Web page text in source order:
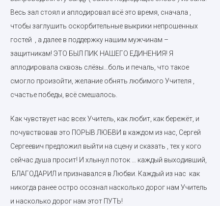
Весь зал стоял и аплодировал всё это время, сначала ,
чтобы заглушить оскорбительные выкрики непрошенных
гостей , а далее в поддержку нашим мужчинам –
защитникам! ЭТО БЫЛ ПИК НАШЕГО ЕДИНЕНИЯ! Я
аплодировала сквозь слёзы…боль и печаль, что такое
смогло произойти, желание обнять любимого Учителя ,
счастье победы, всё смешалось.
Как чувствует нас всех Учитель, как любит, как бережёт, и
почувствовав это ПОРЫВ ЛЮБВИ в каждом из нас, Сергей
Сергеевич предложил выйти на сцену и сказать , тех у кого
сейчас душа просит! И хлынул поток … каждый выходивший,
БЛАГОДАРИЛ и признавался в Любви. Каждый из нас как
никогда ранее остро осознал насколько дорог нам Учитель
и насколько дорог нам этот ПУТЬ!